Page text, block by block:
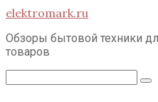
Перейти
контенту
elektromark.ru
Обзоры бытовой техники
товаров